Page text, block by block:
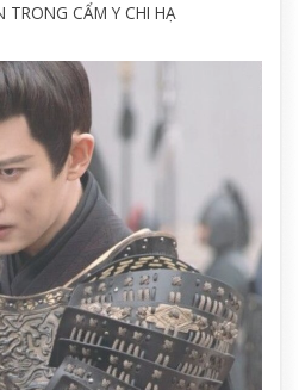
TRONG CẨM Y CHI HẠ